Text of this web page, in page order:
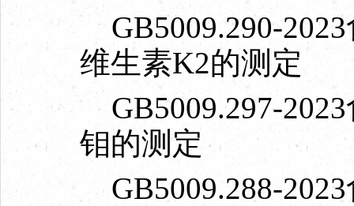
GB5009.290-2023
维生素K2的测定
GB5009.297-2023
钼的测定
GB5009.288-